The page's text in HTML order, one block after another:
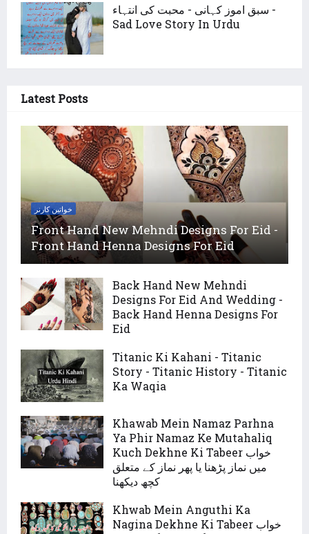
سبق اموز کہانی - محبت کی انتہاء -
Sad Love Story In Urdu
Latest Posts
خواتین کارنر
Front Hand New Mehndi Designs For Eid -
Front Hand Henna Designs For Eid
Back Hand New Mehndi
Designs For Eid And Wedding -
Back Hand Henna Designs For
Eid
Titanic Ki Kahani - Titanic
Story - Titanic History - Titanic
Ka Waqia
Khawab Mein Namaz Parhna
Ya Phir Namaz Ke Mutahaliq
Kuch Dekhne Ki Tabeer خواب
میں نماز پڑھنا یا پھر نماز کے متعلق
کچھ دیکھنا
Khwab Mein Anguthi Ka
Nagina Dekhne Ki Tabeer خواب